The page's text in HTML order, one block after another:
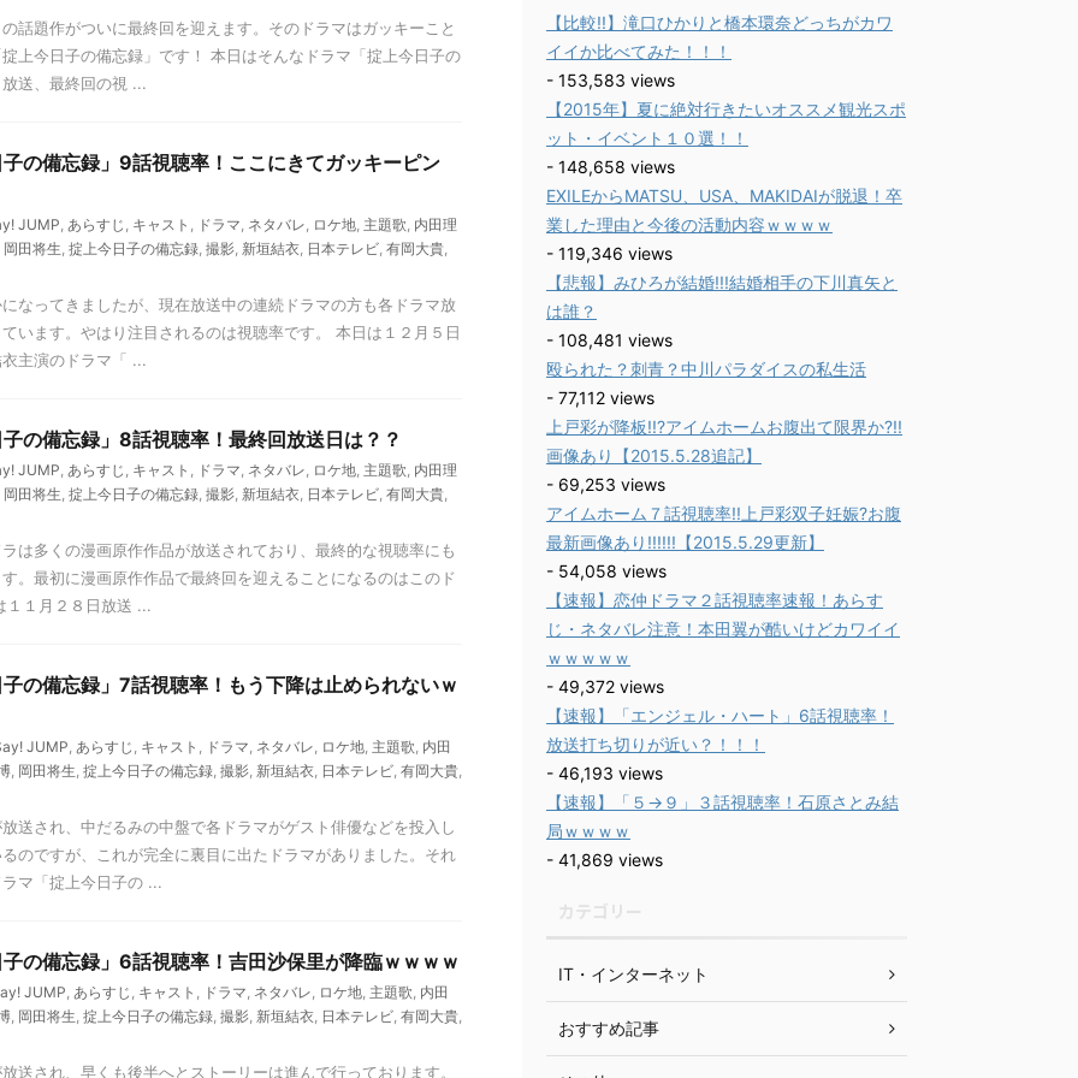
話題作がついに最終回を迎えます。そのドラマはガッキーこと
上今日子の備忘録」です！ 本日はそんなドラマ「掟上今日子の
送、最終回の視 ...
の備忘録」9話視聴率！ここにきてガッキーピン
JUMP, あらすじ , キャスト , ドラマ, ネタバレ, ロケ地, 主題歌, 内田理
岡田将生, 掟上今日子の備忘録, 撮影, 新垣結衣, 日本テレビ, 有岡大貴,
なってきましたが、現在放送中の連続ドラマの方も各ドラマ放
います。やはり注目されるのは視聴率です。 本日は１２月５日
主演のドラマ「 ...
の備忘録」8話視聴率！最終回放送日は？？
JUMP, あらすじ , キャスト , ドラマ, ネタバレ, ロケ地, 主題歌, 内田理
岡田将生, 掟上今日子の備忘録, 撮影, 新垣結衣, 日本テレビ, 有岡大貴,
は多くの漫画原作作品が放送されており、最終的な視聴率にも
。最初に漫画原作作品で最終回を迎えることになるのはこのド
１１月２８日放送 ...
の備忘録」7話視聴率！もう下降は止められないｗ
JUMP, あらすじ , キャスト , ドラマ, ネタバレ, ロケ地, 主題歌, 内田
, 岡田将生, 掟上今日子の備忘録, 撮影, 新垣結衣, 日本テレビ, 有岡大貴,
送され、中だるみの中盤で各ドラマがゲスト俳優などを投入し
のですが、これが完全に裏目に出たドラマがありました。それ
マ「掟上今日子の ...
の備忘録」6話視聴率！吉田沙保里が降臨ｗｗｗｗ
JUMP, あらすじ , キャスト , ドラマ, ネタバレ, ロケ地, 主題歌, 内田
, 岡田将生, 掟上今日子の備忘録, 撮影, 新垣結衣, 日本テレビ, 有岡大貴,
送され、早くも後半へとストーリーは進んで行っております。
【比較!!】滝口ひかりと橋本環奈どっちがカワ
イイか比べてみた！！！
- 153,583 views
【2015年】夏に絶対行きたいオススメ観光スポ
ット・イベント１０選！！
- 148,658 views
EXILEからMATSU、USA、MAKIDAIが脱退！卒
業した理由と今後の活動内容ｗｗｗｗ
- 119,346 views
【悲報】みひろが結婚!!!結婚相手の下川真矢と
は誰？
- 108,481 views
殴られた？刺青？中川パラダイスの私生活
- 77,112 views
上戸彩が降板!!?アイムホームお腹出て限界か?!!
画像あり【2015.5.28追記】
- 69,253 views
アイムホーム７話視聴率!!上戸彩双子妊娠?お腹
最新画像あり!!!!!!【2015.5.29更新】
- 54,058 views
【速報】恋仲ドラマ２話視聴率速報！あらす
じ・ネタバレ注意！本田翼が酷いけどカワイイ
ｗｗｗｗｗ
- 49,372 views
【速報】「エンジェル・ハート」6話視聴率！
放送打ち切りが近い？！！！
- 46,193 views
【速報】「５→９」３話視聴率！石原さとみ結
局ｗｗｗｗ
- 41,869 views
IT・インターネット
おすすめ記事